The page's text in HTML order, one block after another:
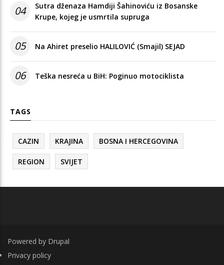
04
Sutra dženaza Hamdiji Šahinoviću iz Bosanske
Krupe, kojeg je usmrtila supruga
05 Na Ahiret preselio HALILOVIĆ (Smajil) SEJAD
06 Teška nesreća u BiH: Poginuo motociklista
TAGS
CAZIN KRAJINA BOSNA I HERCEGOVINA
REGION SVIJET
Powered by Drupal
FOOTER
Privacy policy